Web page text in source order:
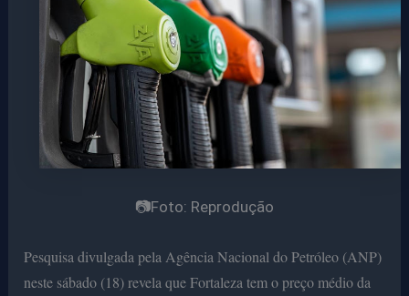
📷Foto: Reprodução
Pesquisa divulgada pela Agência Nacional do Petróleo (ANP)
neste sábado (18) revela que Fortaleza tem o preço médio da